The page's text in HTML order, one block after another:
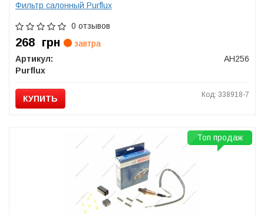
Фильтр салонный Purflux
0 отзывов
268 грн
завтра
Артикул:
AH256
Purflux
КУПИТЬ Код: 338918-7
Топ продаж